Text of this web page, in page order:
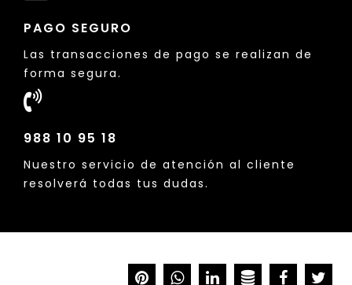
PAGO SEGURO
Las transacciones de pago se realizan de
forma segura.
988 10 95 18
Nuestro servicio de atención al cliente
resolverá todas tus dudas.